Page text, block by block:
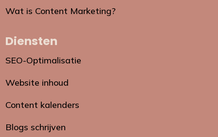
Wat is Content Marketing?
Diensten
SEO-Optimalisatie
Website inhoud
Content kalenders
Blogs schrijven